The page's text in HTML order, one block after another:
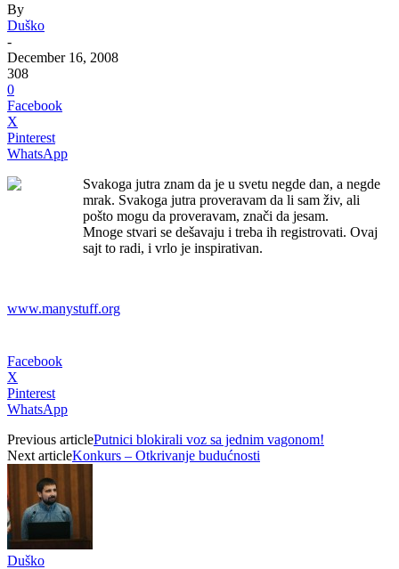
By
Duško
-
December 16, 2008
308
0
Facebook
X
Pinterest
WhatsApp
Svakoga jutra znam da je u svetu negde dan, a negde
mrak. Svakoga jutra proveravam da li sam živ, ali
pošto mogu da proveravam, znači da jesam.
Mnoge stvari se dešavaju i treba ih registrovati. Ovaj
sajt to radi, i vrlo je inspirativan.
www.manystuff.org
Facebook
X
Pinterest
WhatsApp
Previous articlePutnici blokirali voz sa jednim vagonom!
Next articleKonkurs – Otkrivanje budućnosti
Duško